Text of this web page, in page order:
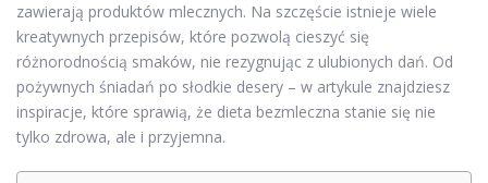
zawierają produktów mlecznych. Na szczęście istnieje wiele
kreatywnych przepisów, które pozwolą cieszyć się
różnorodnością smaków, nie rezygnując z ulubionych dań. Od
pożywnych śniadań po słodkie desery – w artykule znajdziesz
inspiracje, które sprawią, że dieta bezmleczna stanie się nie
tylko zdrowa, ale i przyjemna.